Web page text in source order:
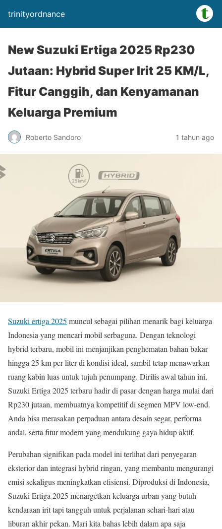
trinityordnance
New Suzuki Ertiga 2025 Rp230
Jutaan: Hybrid Super Irit 25 KM/L,
Fitur Canggih, dan Kenyamanan
Keluarga Premium
Roberto Sandoro 1 tahun ago
Suzuki ertiga 2025 muncul sebagai pilihan menarik bagi keluarga
Indonesia yang mencari mobil serbaguna. Dengan teknologi
hybrid terbaru, mobil ini menjanjikan penghematan bahan bakar
hingga 25 km per liter di kondisi ideal, sambil tetap menawarkan
ruang kabin luas untuk tujuh penumpang. Dirilis awal tahun ini,
Suzuki Ertiga 2025 terbaru hadir di pasar dengan harga mulai dari
Rp230 jutaan, membuatnya kompetitif di segmen MPV low-end.
Anda bisa merasakan perpaduan antara desain segar, performa
andal, serta fitur modern yang mendukung gaya hidup aktif.
Perubahan signifikan pada model ini terlihat dari penyegaran
eksterior dan integrasi hybrid ringan, yang membantu mengurangi
emisi sekaligus meningkatkan efisiensi. Diproduksi di Indonesia,
Suzuki Ertiga 2025 menargetkan keluarga urban yang butuh
kendaraan irit tapi tangguh untuk perjalanan sehari-hari atau
liburan akhir pekan. Mari kita bahas lebih dalam apa saja